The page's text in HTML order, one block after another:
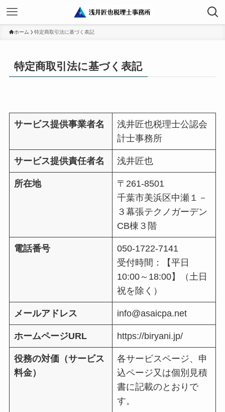
ホーム 特定商取引法に基づく表記
特定商取引法に基づく表記
サービス提供事業者名
浅井匠也税理士公認会
計士事務所
サービス提供責任者名 浅井匠也
所在地
〒261-8501
千葉市美浜区中瀬１－
３幕張テクノガーデン
CB棟３階
電話番号
050-1722-7141
受付時間：【平日
10:00～18:00】（土日
祝を除く）
メールアドレス info@asaicpa.net
ホームページURL https://biryani.jp/
役務の対価（サービス
料金）
各サービスページ、申
込ページ又は個別見積
書に記載のとおりで
す。